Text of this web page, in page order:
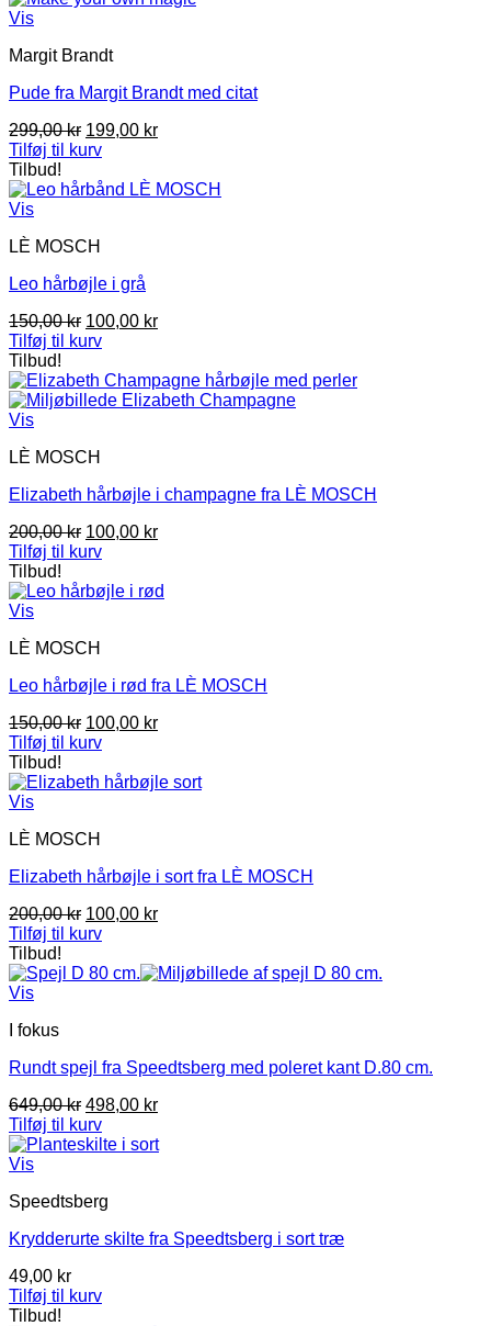
Vis
Margit Brandt
Pude fra Margit Brandt med citat
299,00kr Den
oprindelige
var:
199,00 krDen
er:
Tilføj til kurv
Tilbud!
Vis
LÈ MOSCH
Leo hårbøjle i grå
150,00kr Den
oprindelige
var:
150,00 kr.
100,00 krDen
er:
100,00 kr.
Tilføj til kurv
Tilbud!
Vis
LÈ MOSCH
Elizabeth hårbøjle i champagne fra LÈ MOSCH
200,00kr Den
oprindelige
var:
100,00 krDen
er:
Tilføj til kurv
Tilbud!
Vis
LÈ MOSCH
Leo hårbøjle i rød fra LÈ MOSCH
150,00kr Den
oprindelige
var:
100,00 krDen
er:
Tilføj til kurv
Tilbud!
Vis
LÈ MOSCH
Elizabeth hårbøjle i sort fra LÈ MOSCH
200,00kr Den
oprindelige
var:
100,00 krDen
er:
Tilføj til kurv
Tilbud!
Vis
I fokus
Rundt spejl fra Speedtsberg med poleret kant D.80 cm.
649,00kr Den
oprindelige
pris
498,00 krDen
pris
Tilføj til kurv
Vis
Speedtsberg
Krydderurte skilte fra Speedtsberg i sort træ
49,00 kr
Tilføj til kurv
Tilbud!